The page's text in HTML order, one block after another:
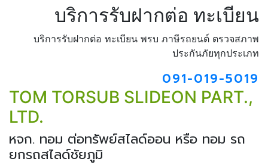
บริการรับฝากต่อ ทะเบียน
บริการรับฝากต่อ ทะเบียน พรบ ภาษีรถยนต์ ตรวจสภาพ
ประกันภัยทุกประเภท
091-019-5019
TOM TORSUB SLIDEON PART.,
LTD.
หจก. ทอม ต่อทรัพย์สไลด์ออน หรือ ทอม รถ
ยกรถสไลด์ชัยภูมิ